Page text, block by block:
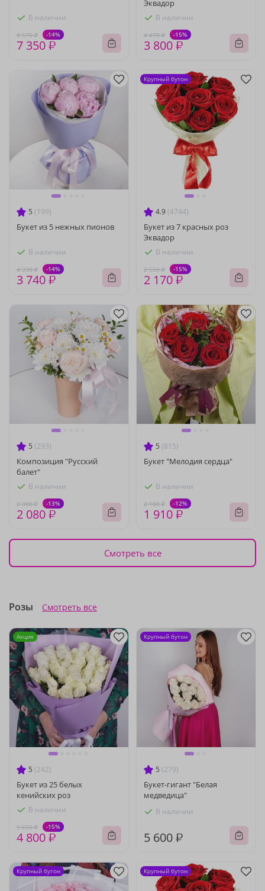
В наличии
8 570 ₽ -14%
7 350 ₽
Эквадор
В наличии
4 470 ₽ -15%
3 800 ₽
5 (199)
Букет из 5 нежных пионов
В наличии
4 330 ₽ -14%
3 740 ₽
4.9 (4744)
Букет из 7 красных роз
Эквадор
В наличии
2 550 ₽ -15%
2 170 ₽
Крупный бутон
5 (293)
Композиция "Русский
балет"
В наличии
2 380 ₽ -13%
2 080 ₽
5 (815)
Букет "Мелодия сердца"
В наличии
2 180 ₽ -12%
1 910 ₽
Смотреть все
Розы Смотреть все
5 (242)
Букет из 25 белых
кенийских роз
В наличии
5 650 ₽ -15%
4 800 ₽
Акция
5 (279)
Букет-гигант "Белая
медведица"
В наличии
5 600 ₽
Крупный бутон
Крупный бутон Крупный бутон